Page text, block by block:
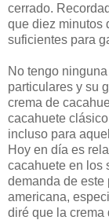
cerrado.
que diez minutos
suficientes para
No tengo
particulares y su
crema de
cacahuete
incluso para
Hoy en día es
cacahuete en los
demanda de este
americana,
diré que la crema